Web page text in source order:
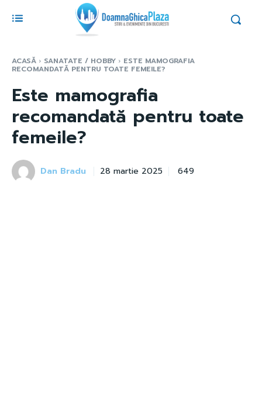
ACASĂ SANATATE / HOBBY ESTE MAMOGRAFIA
RECOMANDATĂ PENTRU TOATE FEMEILE?
Este mamografia
recomandată pentru toate
femeile?
Dan Bradu 28 martie 2025 649